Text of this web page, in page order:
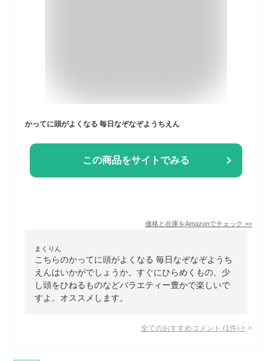
かってに頭がよくなる 毎日なぞなぞようちえん
この商品をサイトでみる
価格と在庫をAmazonでチェック >>
まくりん
こちらのかってに頭がよくなる 毎日なぞなぞようち
えんはいかがでしょうか。すぐにひらめくもの、少
し頭をひねるものなどバラエティー豊かで楽しいで
すよ。オススメします。
全てのおすすめコメント (1 件) >